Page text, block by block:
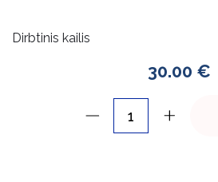
Dirbtinis kailis
30.00 €